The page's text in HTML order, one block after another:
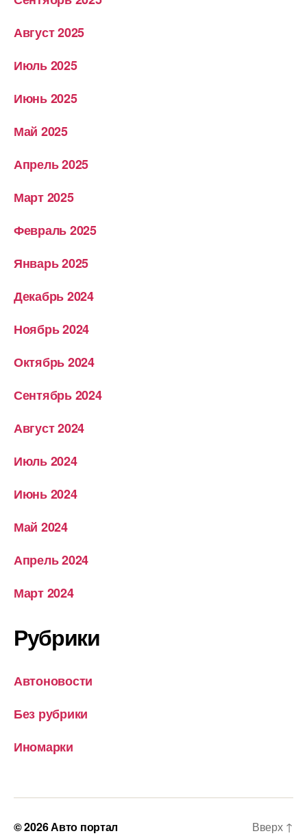
Август 2025
Июль 2025
Июнь 2025
Май 2025
Апрель 2025
Март 2025
Февраль 2025
Январь 2025
Декабрь 2024
Ноябрь 2024
Октябрь 2024
Сентябрь 2024
Август 2024
Июль 2024
Июнь 2024
Май 2024
Апрель 2024
Март 2024
Рубрики
Автоновости
Без рубрики
Иномарки
© 2026Авто портал Вверх ↑